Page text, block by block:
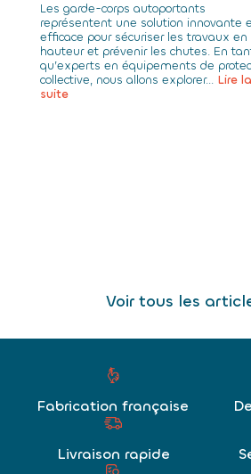
Les garde-corps autoportants
représentent une solution innovante
efficace pour sécuriser les travaux en
hauteur et prévenir les chutes. En
qu’experts en équipements de
collective, nous allons explorer... Lire la
suite
Voir tous les
Fabrication française
Livraison rapide